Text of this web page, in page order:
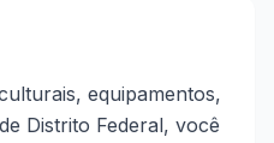
equipamentos,
Distrito Federal, você